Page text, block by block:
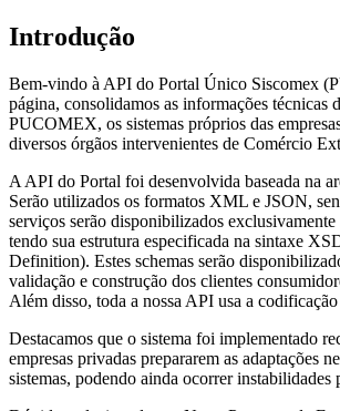
Introdução
Bem-vindo à API do Portal Único Siscomex
página, consolidamos as informações técnicas
PUCOMEX, os sistemas próprios das
diversos órgãos intervenientes de Comércio
A API do Portal foi desenvolvida baseada na
Serão utilizados os formatos XML e JSON,
serviços serão disponibilizados
tendo sua estrutura especificada na sintaxe
Definition). Estes schemas serão
validação e construção dos clientes
Além disso, toda a nossa API usa a
Destacamos que o sistema foi implementado
empresas privadas prepararem as adaptações
sistemas, podendo ainda ocorrer instabilidades